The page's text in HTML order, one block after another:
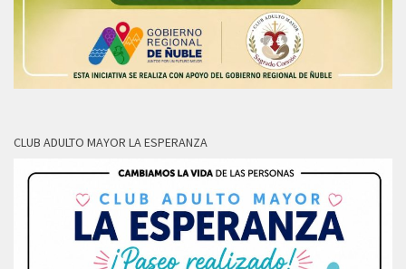
CLUB ADULTO MAYOR LA ESPERANZA